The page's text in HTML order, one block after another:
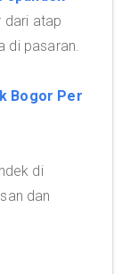
dari atap
di pasaran.
Bogor Per
di
dan